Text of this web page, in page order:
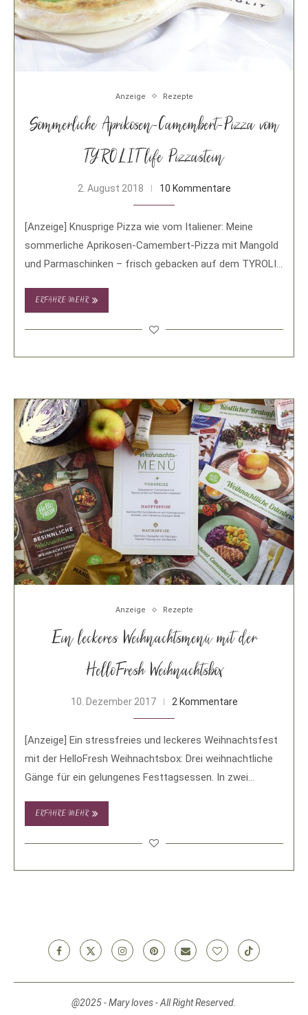
Anzeige Rezepte
Sommerliche Aprikosen-Camembert-Pizza vom
TYROLIT life Pizzastein
2. August 2018 10 Kommentare
[Anzeige] Knusprige Pizza wie vom Italiener: Meine
sommerliche Aprikosen-Camembert-Pizza mit Mangold
und Parmaschinken – frisch gebacken auf dem TYROLIT
ERFAHRE MEHR
Anzeige Rezepte
Ein leckeres Weihnachtsmenü mit der
HelloFresh Weihnachtsbox
10. Dezember 2017 2 Kommentare
[Anzeige] Ein stressfreies und leckeres Weihnachtsfest
mit der HelloFresh Weihnachtsbox: Drei weihnachtliche
Gänge für ein gelungenes Festtagsessen. In zwei
ERFAHRE MEHR
@2025 - Mary loves - All Right Reserved.